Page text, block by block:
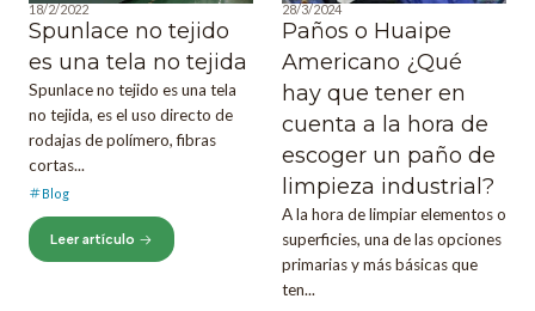
18/2/2022
Spunlace no tejido
es una tela no tejida
Spunlace no tejido es una tela
no tejida, es el uso directo de
rodajas de polímero, fibras
cortas...
Blog
Leer artículo
28/3/2024
Paños o Huaipe
Americano ¿Qué
hay que tener en
cuenta a la hora de
escoger un paño de
limpieza industrial?
A la hora de limpiar elementos o
superficies, una de las opciones
primarias y más básicas que
ten...